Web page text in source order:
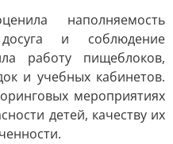
наполняемость
и соблюдение
работу пищеблоков,
и учебных кабинетов.
мероприятиях
детей, качеству их